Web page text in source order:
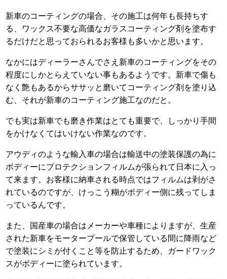
新車のコーティングの場合、その施工は何年も長持ちす
る、ワックス不要な高価なガラスコーティング剤を塗布す
るだけだと思っておられるお客様も多いかと思います。
なかにはディーラーさんでさえ新車のコーティングをその
程度にしかとらえていない事もあるようです。新車で傷も
なく艶もあるからササッと磨いてコーティング剤を塗り込
む、それが新車のコーティング施工なのだと。
でも実は新車でも磨き作業はとても重要で、しっかり手間
をかけなくてはいけない作業なのです。
アウディのような輸入車の場合は輸送中の塗装保護の為に
ボディーにプロテクションフィルムが張られて日本に入っ
て来ます。お客様に納車される時点ではフィルムは剥がさ
れているのですが、けっこう糊がボディー側に残ってしま
っているんです。
また、国産車の場合はメーカーや車種によりますが、生産
された新車をモータープールで保管している間に降雨など
で塗装にシミが付くこと等を防止するため、ガードワック
スがボディーに塗られています。